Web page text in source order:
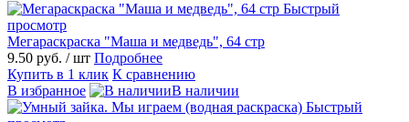
Быстрый
просмотр
Мегараскраска "Маша и медведь", 64 стр
9.50 руб. / шт Подробнее
Купить в 1 клик К сравнению
В избранное
В наличии
Быстрый